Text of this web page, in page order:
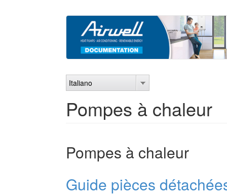
Italiano
Pompes à chaleur
Pompes à chaleur
Guide pièces